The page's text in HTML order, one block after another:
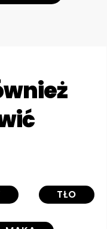
TŁO